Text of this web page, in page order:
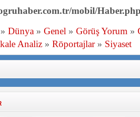
mobil/
» Dünya » Genel » Görüş Yorum »
Analiz » Röportajlar» Siyaset